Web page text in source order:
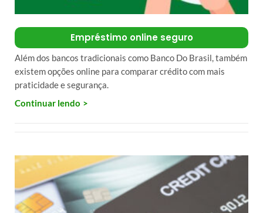
Empréstimo online seguro
Além dos bancos tradicionais como Banco Do Brasil, também
existem opções online para comparar crédito com mais
praticidade e segurança.
Continuar lendo